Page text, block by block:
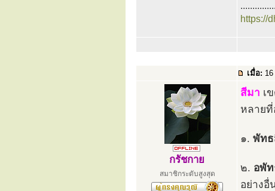
https://
เมื่อ:
กรัชกาย
สมาชิกระดับสูงสุด
สีมา เ
หลายที่
๑. พัท
๒. อพั
อย่างอื่